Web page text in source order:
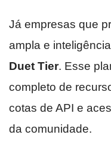
Já empresas que
ampla e
Duet Tier. Esse
completo de
cotas de API e
da comunidade.